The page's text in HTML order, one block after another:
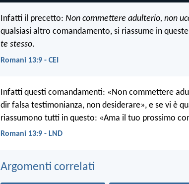
Infatti il precetto: Non commettere adulterio, non
qualsiasi altro comandamento, si riassume in
te stesso.
Romani 13:9 - CEI
Infatti questi comandamenti: «Non commettere
dir falsa testimonianza, non desiderare», e se vi è
riassumono tutti in questo: «Ama il tuo prossimo
Romani 13:9 - LND
Argomenti correlati